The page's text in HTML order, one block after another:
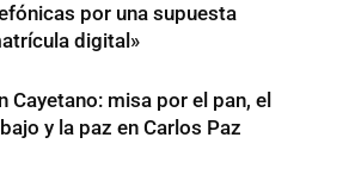
por una supuesta
digital»
Cayetano: misa por el pan, el
y la paz en Carlos Paz